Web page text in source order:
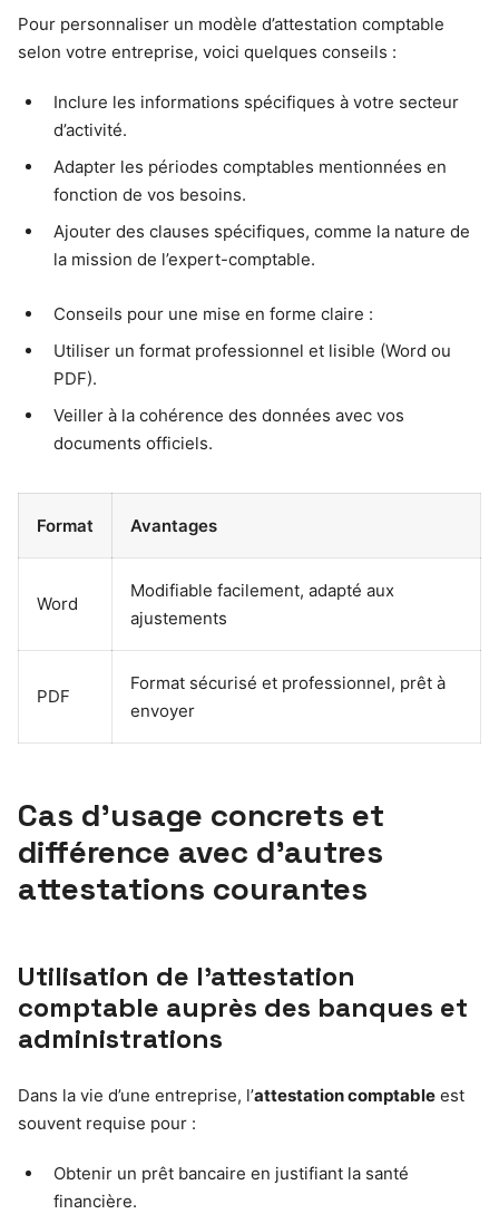
Pour personnaliser un modèle d’attestation comptable
selon votre entreprise, voici quelques conseils :
Inclure les informations spécifiques à votre secteur
d’activité.
Adapter les périodes comptables mentionnées en
fonction de vos besoins.
Ajouter des clauses spécifiques, comme la nature de
la mission de l’expert-comptable.
Conseils pour une mise en forme claire :
Utiliser un format professionnel et lisible (Word ou
PDF).
Veiller à la cohérence des données avec vos
documents officiels.
Format Avantages
Word
Modifiable facilement, adapté aux
ajustements
PDF
Format sécurisé et professionnel, prêt à
envoyer
Cas d’usage concrets et
différence avec d’autres
attestations courantes
Utilisation de l’attestation
comptable auprès des banques et
administrations
Dans la vie d’une entreprise, l’attestation comptable est
souvent requise pour :
Obtenir un prêt bancaire en justifiant la santé
financière.